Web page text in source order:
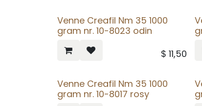
Venne Creafil Nm 35 1000
gram nr. 10-8023 odin
$11,50
Venne Creafil Nm 35 1000
gram nr. 10-8017 rosy